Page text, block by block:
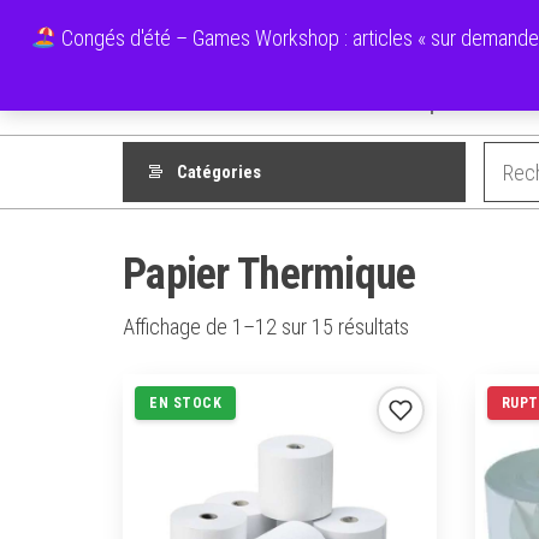
Congés d'été – Games Workshop : articles « sur
Ecolo Cartouche
Catégories
Papier Thermique
Affichage de 1–12 sur 15 résultats
popularité
EN STOCK